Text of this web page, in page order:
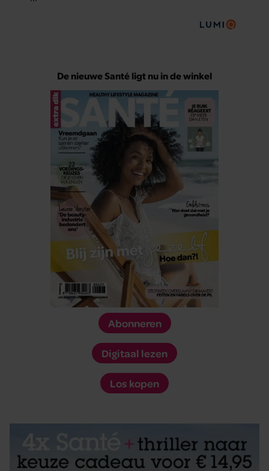
De nieuwe Santé ligt nu in de winkel
Abonneren
Digitaal lezen
Los kopen